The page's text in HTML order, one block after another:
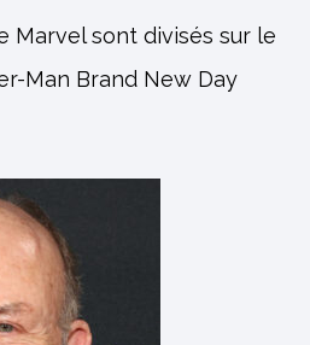
Marvel sont divisés sur le
Man Brand New Day